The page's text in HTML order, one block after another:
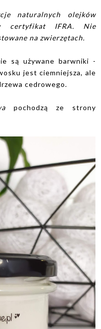
naturalnych olejków
certyfikat IFRA. Nie
na zwierzętach.
są używane barwniki -
jest ciemniejsza, ale
cedrowego.
pochodzą ze strony